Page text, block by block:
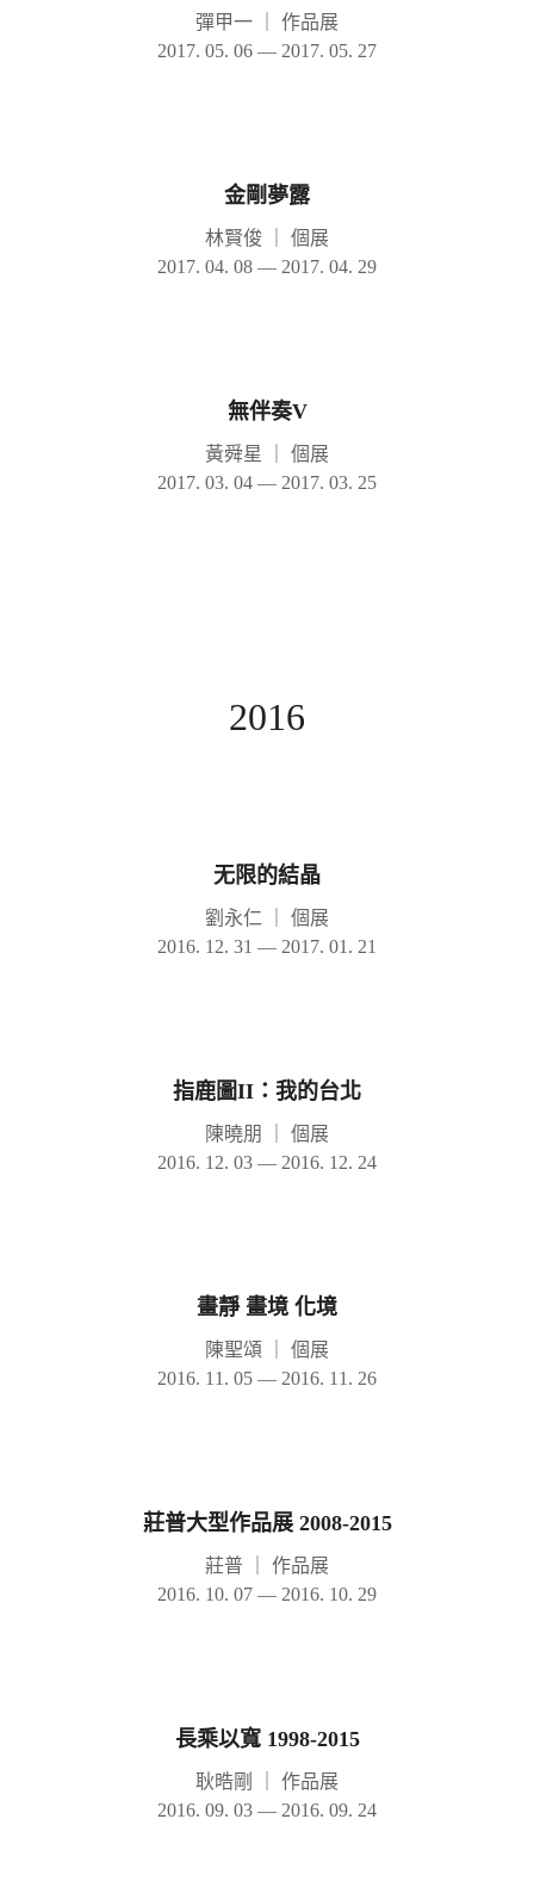
彈甲一
作品展
2017. 05. 06 — 2017. 05. 27
金剛夢露
林賢俊
個展
2017. 04. 08 — 2017. 04. 29
無伴奏V
黃舜星
個展
2017. 03. 04 — 2017. 03. 25
2016
无限的結晶
劉永仁
個展
2016. 12. 31 — 2017. 01. 21
指鹿圖II：我的台北
陳曉朋
個展
2016. 12. 03 — 2016. 12. 24
畫靜 畫境 化境
陳聖頌
個展
2016. 11. 05 — 2016. 11. 26
莊普大型作品展 2008-2015
莊普
作品展
2016. 10. 07 — 2016. 10. 29
長乘以寬 1998-2015
耿晧剛
作品展
2016. 09. 03 — 2016. 09. 24